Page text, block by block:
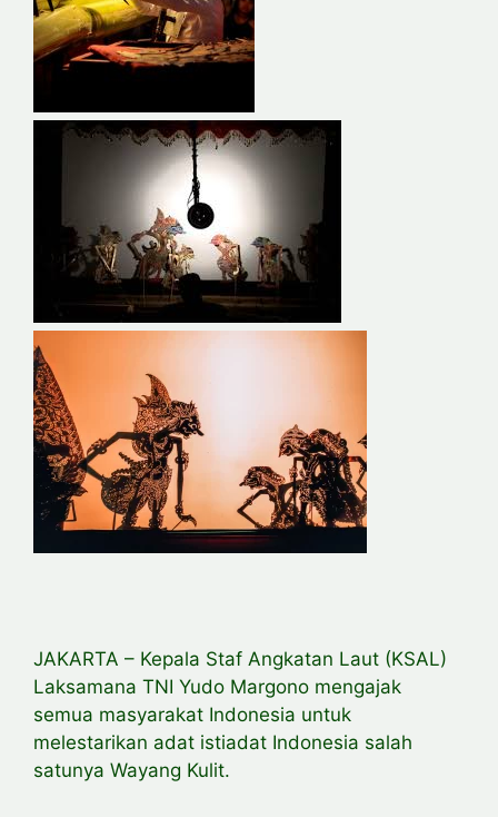
JAKARTA – Kepala Staf Angkatan Laut (KSAL)
Laksamana TNI Yudo Margono mengajak
semua masyarakat Indonesia untuk
melestarikan adat istiadat Indonesia salah
satunya Wayang Kulit.